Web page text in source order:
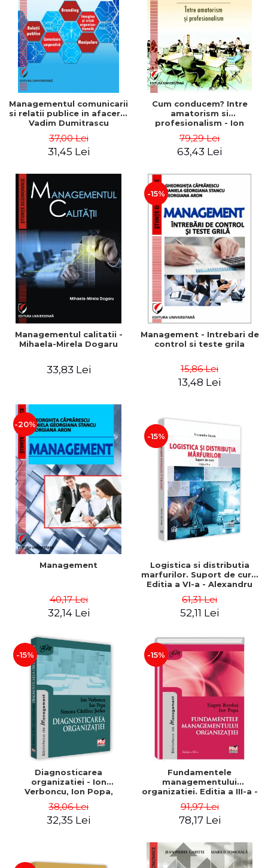
ADMINISTRATIVE
ȘTIINȚE ECONOMICE
ȘTIINȚE EXACTE
EDUCAȚIE FIZICĂ ȘI SPORT
PREUNIVERSITARIA
TIMP LIBER
ÎN CURS DE APARIȚIE
NOUTĂȚI
PACHETE DE STUDIU
PROMOȚIILE LUNII
ULTIMELE EXEMPLARE
Cum Cumpăr
Livrare
Politica de Retur
Formular de Retur
Distribuitori
Managementul comunicarii
si relatii publice in afaceri -
Vadim Dumitrascu
37,00 Lei
31,45 Lei
Cum conducem? Intre
amatorism si
profesionalism - Ion
79,29 Lei
63,43 Lei
Managementul calitatii -
Mihaela-Mirela Dogaru
33,83 Lei
-15%
Management - Intrebari de
control si teste grila
15,86 Lei
13,48 Lei
-20%
Management
40,17 Lei
32,14 Lei
-15%
Logistica si distributia
marfurilor. Suport de curs.
Editia a VI-a - Alexandru
61,31 Lei
52,11 Lei
-15%
Diagnosticarea
organizatiei - Ion
Verboncu, Ion Popa,
38,06 Lei
32,35 Lei
-15%
Fundamentele
managementului
organizatiei. Editia a III-a -
91,97 Lei
78,17 Lei